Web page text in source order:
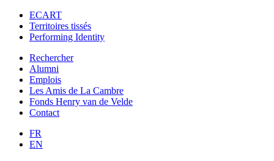
ECART
Territoires tissés
Performing Identity
Rechercher
Alumni
Emplois
Les Amis de La Cambre
Fonds Henry van de Velde
Contact
FR
EN